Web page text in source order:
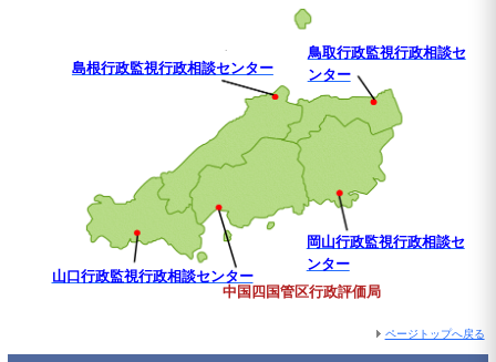
中国四国管区行政評価局
鳥取行政監視行政相談セ
ンター
島根行政監視行政相談センター
岡山行政監視行政相談セ
ンター
山口行政監視行政相談センター
ページトップへ戻る